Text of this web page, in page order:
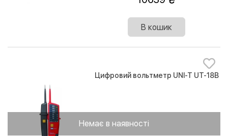
В кошик
Немає в наявності
Цифровий вольтметр UNI-T UT-18B